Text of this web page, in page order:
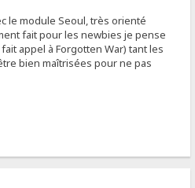
le module Seoul, très orienté
fait pour les newbies je pense
appel à Forgotten War) tant les
bien maîtrisées pour ne pas